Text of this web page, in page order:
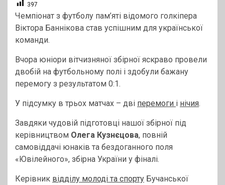
397
Чемпіонат з футболу пам’яті відомого голкіпера
Віктора Баннікова став успішним для української
команди.
Вчора юніори вітчизняної збірної яскраво провели
двобій на футбольному полі і здобули бажану
перемогу з результатом 0:1.
У підсумку в трьох матчах – дві перемоги і нічия.
Завдяки чудовій підготовці нашої збірної під
керівництвом Олега Кузнєцова, повній
самовіддачі юнаків та бездоганного поля
«Ювілейного», збірна України у фіналі.
Керівник відділу молоді та спорту Бучанської